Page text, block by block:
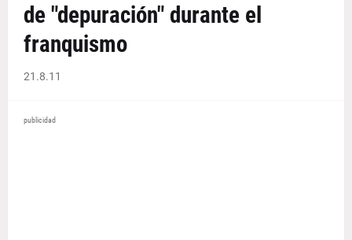
de "depuración" durante el
franquismo
21.8.11
publicidad